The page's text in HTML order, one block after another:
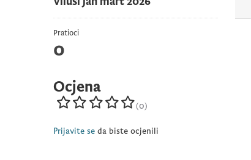
Pratioci
0
Ocjena
(0)
Prijavite se da biste ocjenili